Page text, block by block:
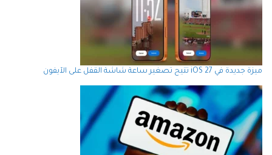
ميزة جديدة في iOS 27 تتيح تصغير ساعة شاشة القفل على الآيفون